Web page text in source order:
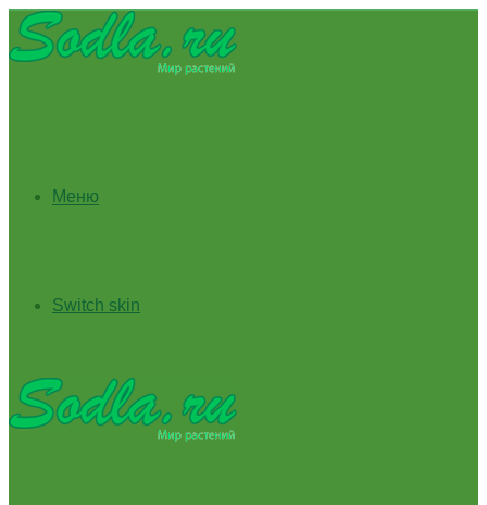
Меню
Switch skin